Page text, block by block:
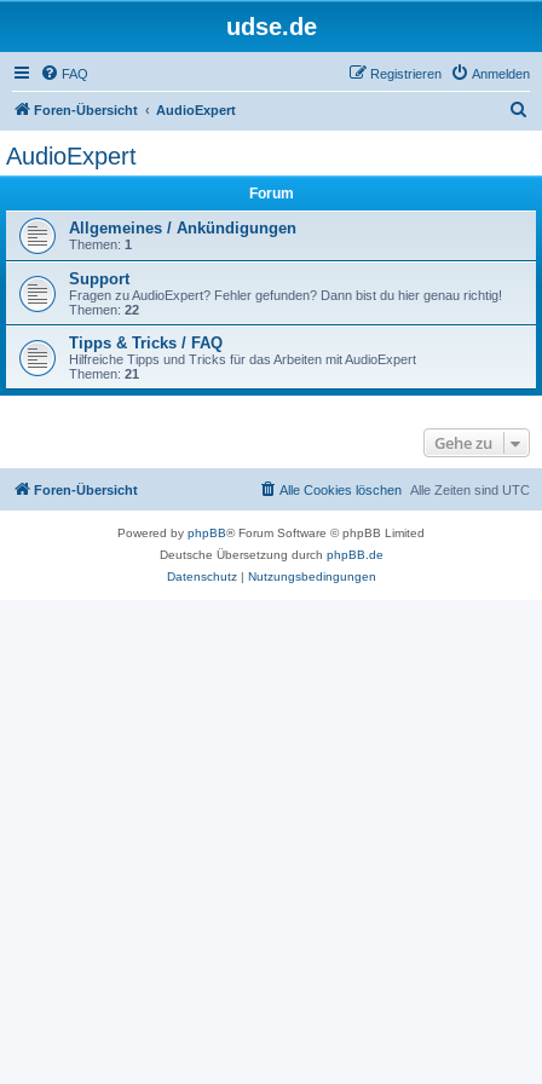
udse.de
FAQ Anmelden
Registrieren
Foren-Übersicht AudioExpert
AudioExpert
Forum
Allgemeines / Ankündigungen
Themen: 1
Support
Fragen zu AudioExpert? Fehler gefunden? Dann bist du hier genau richtig!
Themen: 22
Tipps & Tricks / FAQ
Hilfreiche Tipps und Tricks für das Arbeiten mit AudioExpert
Themen: 21
Gehe zu
Foren-Übersicht Alle Zeiten sind UTC
Alle Cookies löschen
Powered by phpBB® Forum Software © phpBB Limited
Deutsche Übersetzung durch phpBB.de
Datenschutz| Nutzungsbedingungen